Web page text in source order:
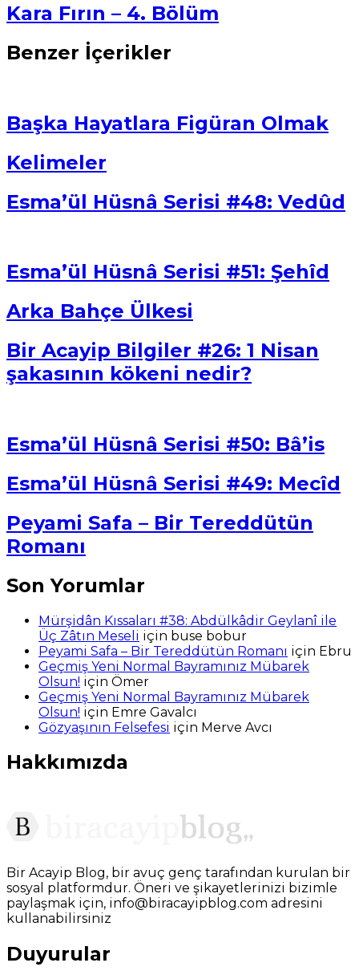
Kara Fırın – 4. Bölüm
Benzer İçerikler
Başka Hayatlara Figüran Olmak
Kelimeler
Esma’ül Hüsnâ Serisi #48: Vedûd
Esma’ül Hüsnâ Serisi #51: Şehîd
Arka Bahçe Ülkesi
Bir Acayip Bilgiler #26: 1 Nisan
şakasının kökeni nedir?
Esma’ül Hüsnâ Serisi #50: Bâ’is
Esma’ül Hüsnâ Serisi #49: Mecîd
Peyami Safa – Bir Tereddütün
Romanı
Son Yorumlar
Mürşidân Kıssaları #38: Abdülkâdir Geylanî ile
Üç Zâtın Meseli için buse bobur
Peyami Safa – Bir Tereddütün Romanı için Ebru
Geçmiş Yeni Normal Bayramınız Mübarek
Olsun! için Ömer
Geçmiş Yeni Normal Bayramınız Mübarek
Olsun! için Emre Gavalcı
Gözyaşının Felsefesi için Merve Avcı
Hakkımızda
Bir Acayip Blog, bir avuç genç tarafından kurulan bir
sosyal platformdur. Öneri ve şikayetlerinizi bizimle
paylaşmak için, info@biracayipblog.com adresini
kullanabilirsiniz
Duyurular